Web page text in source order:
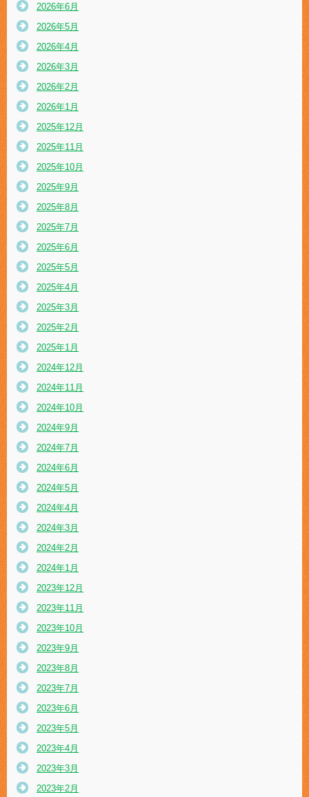
2026年6月
2026年5月
2026年4月
2026年3月
2026年2月
2026年1月
2025年12月
2025年11月
2025年10月
2025年9月
2025年8月
2025年7月
2025年6月
2025年5月
2025年4月
2025年3月
2025年2月
2025年1月
2024年12月
2024年11月
2024年10月
2024年9月
2024年7月
2024年6月
2024年5月
2024年4月
2024年3月
2024年2月
2024年1月
2023年12月
2023年11月
2023年10月
2023年9月
2023年8月
2023年7月
2023年6月
2023年5月
2023年4月
2023年3月
2023年2月